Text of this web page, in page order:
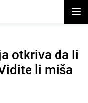
otkriva da li
li miša